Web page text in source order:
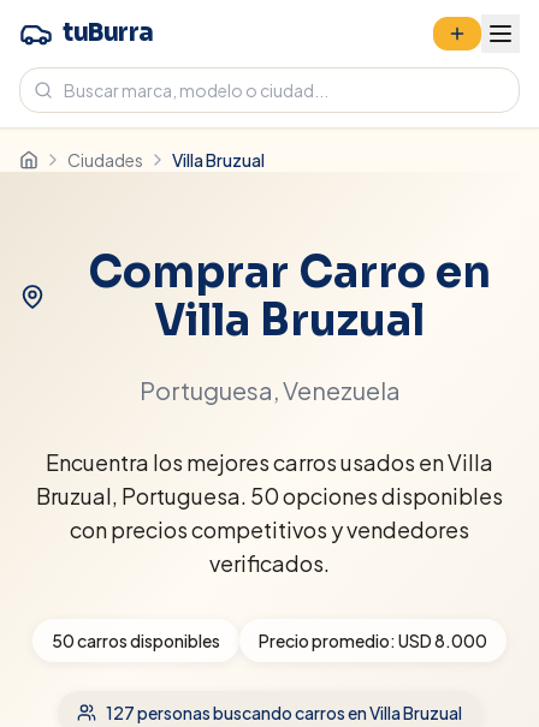
tuBurra
Ciudades Villa Bruzual
Comprar Carro en
Villa Bruzual
Portuguesa, Venezuela
Encuentra los mejores carros usados en Villa
Bruzual, Portuguesa. 50 opciones disponibles
con precios competitivos y vendedores
verificados.
50carros disponibles Precio promedio: USD 8.000
127personas buscando carrosen Villa Bruzual